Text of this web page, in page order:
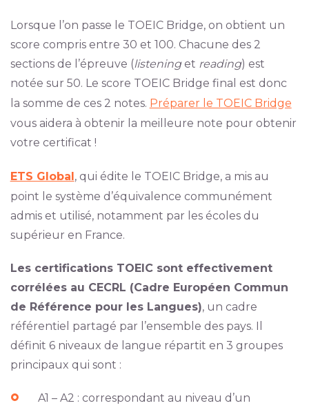
Lorsque l’on passe le TOEIC Bridge, on obtient un
score compris entre 30 et 100. Chacune des 2
sections de l’épreuve (listeninget reading) est
notée sur 50. Le score TOEIC Bridge final est donc
la somme de ces 2 notes. Préparer le TOEIC Bridge
vous aidera à obtenir la meilleure note pour obtenir
votre certificat !
ETS Global, qui édite le TOEIC Bridge, a mis au
point le système d’équivalence communément
admis et utilisé, notamment par les écoles du
supérieur en France.
Les certifications TOEIC sont effectivement
corrélées au CECRL (Cadre Européen Commun
de Référence pour les Langues), un cadre
référentiel partagé par l’ensemble des pays. Il
définit 6 niveaux de langue répartit en 3 groupes
principaux qui sont :
A1 – A2 : correspondant au niveau d’un